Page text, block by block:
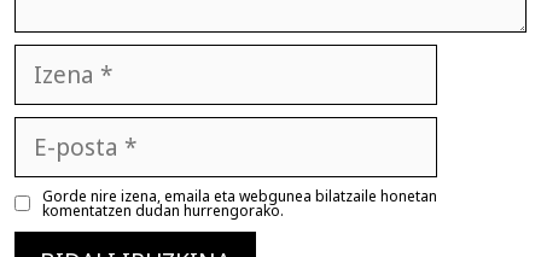
posta
Gorde nire izena, emaila eta webgunea bilatzaile honetan
komentatzen dudan hurrengorako.